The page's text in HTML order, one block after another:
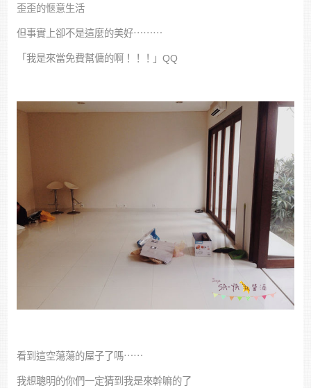
歪歪的愜意生活
但事實上卻不是這麼的美好⋯⋯⋯
「我是來當免費幫傭的啊！！！」QQ
看到這空蕩蕩的屋子了嗎⋯⋯
我想聰明的你們一定猜到我是來幹嘛的了